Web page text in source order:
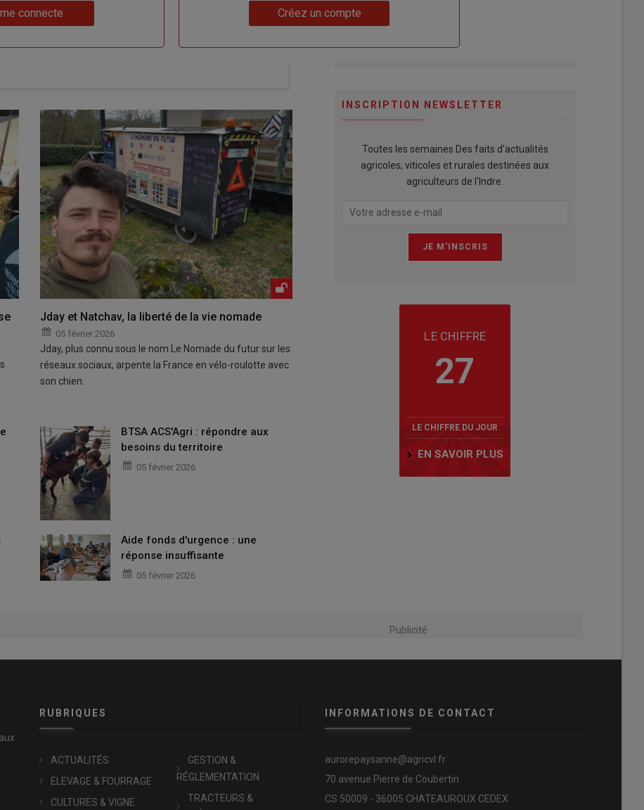
connecte Créez un compte
Jday et Natchav, la liberté de la vie nomade
05 février 2026
Jday, plus connu sous le nom Le Nomade du futur sur les
réseaux sociaux, arpente la France en vélo-roulotte avec
son chien.
BTSA ACS'Agri : répondre aux
besoins du territoire
05 février 2026
Aide fonds d'urgence : une
réponse insuffisante
05 février 2026
INSCRIPTION NEWSLETTER
Toutes les semaines Des faits d'actualités
agricoles, viticoles et rurales destinées aux
agriculteurs de l'Indre.
LE CHIFFRE
27
LE CHIFFRE DU JOUR
EN SAVOIR PLUS
Publicité
RUBRIQUES
ACTUALITÉS
ÉLEVAGE & FOURRAGE
CULTURES & VIGNE
GESTION &
RÉGLEMENTATION
TRACTEURS &
INFORMATIONS DE CONTACT
aurorepaysanne@agricvl.fr
70 avenue Pierre de Coubertin
CS 50009 - 36005 CHATEAUROUX CEDEX